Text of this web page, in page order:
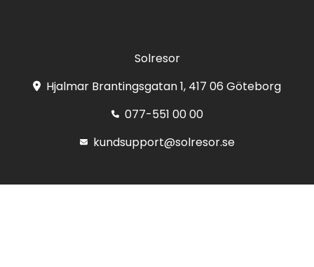
Solresor
Hjalmar Brantingsgatan 1, 417 06 Göteborg
077-551 00 00
kundsupport@solresor.se